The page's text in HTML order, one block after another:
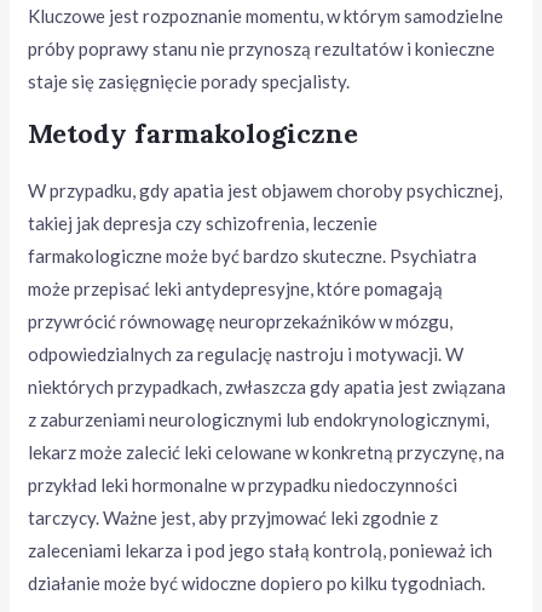
Kluczowe jest rozpoznanie momentu, w którym samodzielne
próby poprawy stanu nie przynoszą rezultatów i konieczne
staje się zasięgnięcie porady specjalisty.
Metody farmakologiczne
W przypadku, gdy apatia jest objawem choroby psychicznej,
takiej jak depresja czy schizofrenia, leczenie
farmakologiczne może być bardzo skuteczne. Psychiatra
może przepisać leki antydepresyjne, które pomagają
przywrócić równowagę neuroprzekaźników w mózgu,
odpowiedzialnych za regulację nastroju i motywacji. W
niektórych przypadkach, zwłaszcza gdy apatia jest związana
z zaburzeniami neurologicznymi lub endokrynologicznymi,
lekarz może zalecić leki celowane w konkretną przyczynę, na
przykład leki hormonalne w przypadku niedoczynności
tarczycy. Ważne jest, aby przyjmować leki zgodnie z
zaleceniami lekarza i pod jego stałą kontrolą, ponieważ ich
działanie może być widoczne dopiero po kilku tygodniach.